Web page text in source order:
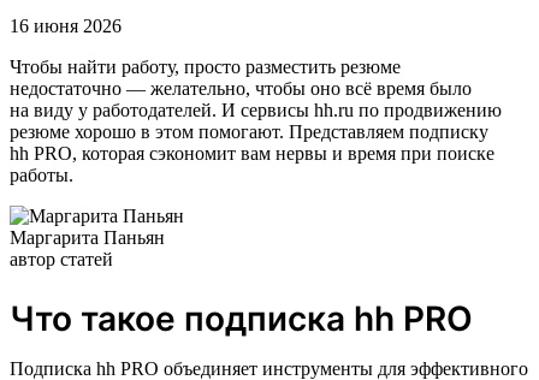
16 июня 2026
Чтобы найти работу, просто разместить резюме
недостаточно — желательно, чтобы оно всё время было
на виду у работодателей. И сервисы hh.ru по продвижению
резюме хорошо в этом помогают. Представляем подписку
hh PRO, которая сэкономит вам нервы и время при поиске
работы.
Маргарита Паньян
автор статей
Что такое подписка hh PRO
Подписка hh PRO объединяет инструменты для эффективного